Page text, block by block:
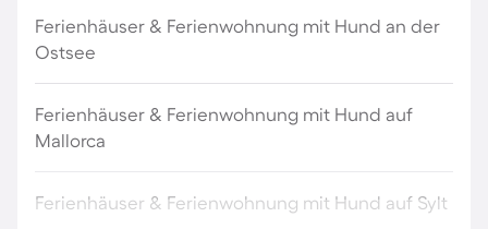
Ferienhäuser & Ferienwohnung mit Hund an der
Ostsee
Ferienhäuser & Ferienwohnung mit Hund auf
Mallorca
Ferienhäuser & Ferienwohnung mit Hund auf Sylt